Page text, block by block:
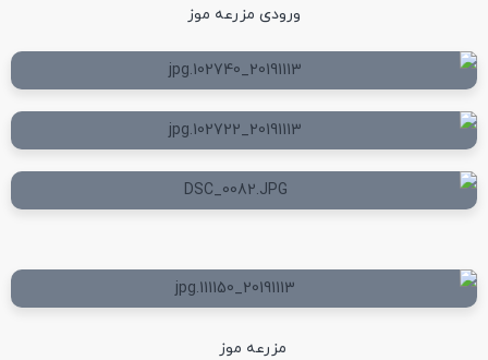
ورودی مزرعه موز
مزرعه موز